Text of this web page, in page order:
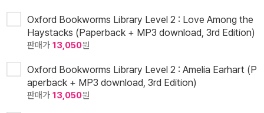
Oxford Bookworms Library Level 2 : Love Among the
Haystacks (Paperback + MP3 download, 3rd Edition)
판매가 13,050원
Oxford Bookworms Library Level 2 : Amelia Earhart (P
aperback + MP3 download, 3rd Edition)
판매가 13,050원